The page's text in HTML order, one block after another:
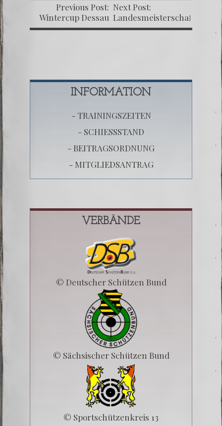
Previous Post:
Wintercup Dessau
2024
Next Post:
Landesmeisterschaften
Druckluftwaffen
INFORMATION
- TRAININGSZEITEN
- SCHIESSSTAND
- BEITRAGSORDNUNG
- MITGLIEDSANTRAG
VERBÄNDE
© Deutscher Schützen Bund
© Sächsischer Schützen Bund
© Sportschützenkreis 13